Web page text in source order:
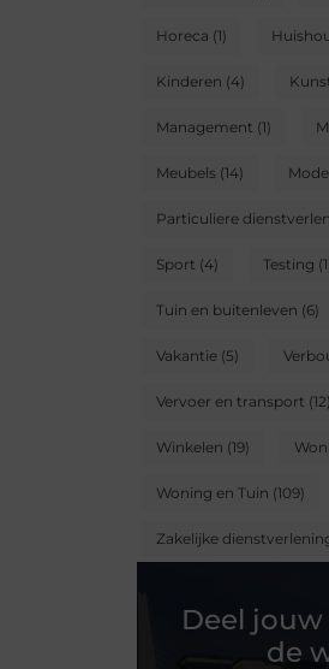
Horeca (1)
Kinderen (4)
Management (1)
Meubels (14)
Particuliere
Sport (4) Testing
Tuin en buitenleven (6)
Vakantie (5)
Vervoer en transport (12)
Winkelen (19)
Woning en Tuin (109)
Zakelijke
Deel
de